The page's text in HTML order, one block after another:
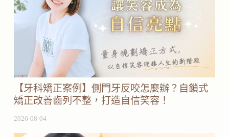
【牙科矯正案例】側門牙反咬怎麼辦？自鎖式
矯正改善齒列不整，打造自信笑容！
2026-08-04